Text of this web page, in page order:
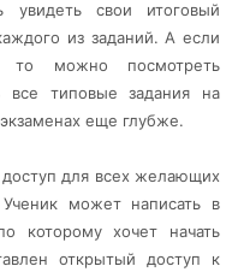
увидеть свои итоговый
из заданий. А если
то можно посмотреть
все типовые задания на
еще глубже.
для всех желающих
может написать в
которому хочет начать
открытый доступ к